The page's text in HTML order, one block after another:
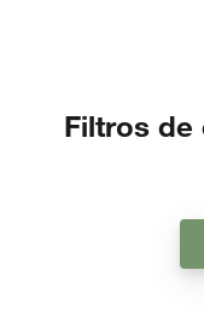
Filtros de